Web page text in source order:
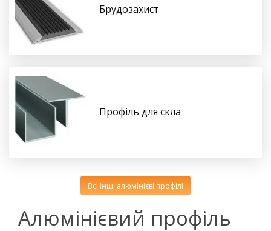
Брудозахист
Профіль для скла
Всі інші алюмінієві профілі
Алюмінієвий профіль